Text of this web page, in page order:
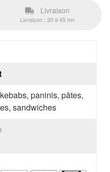
Livraison
Livraison : 30 à 45 mn
paninis, pâtes,
sandwiches